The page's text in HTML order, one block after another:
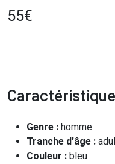
55€
Genre : homme
Tranche d'âge :
Couleur : bleu